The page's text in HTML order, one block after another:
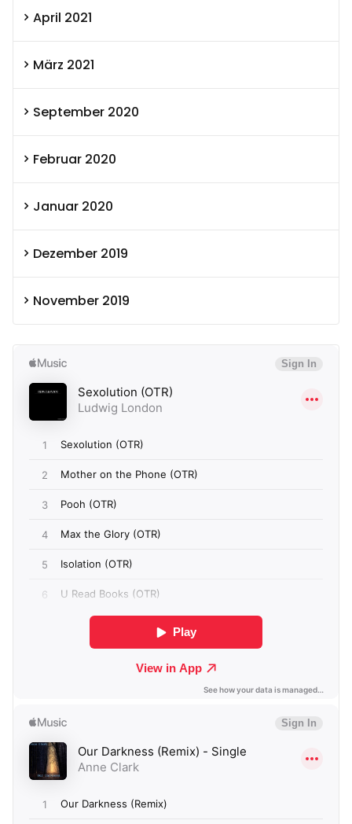
April 2021
März 2021
September 2020
Februar 2020
Januar 2020
Dezember 2019
November 2019